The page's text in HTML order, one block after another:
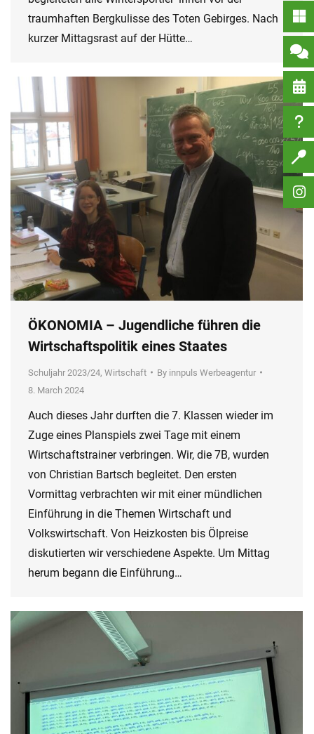
traumhaften Bergkulisse des Toten Gebirges. Nach
kurzer Mittagsrast auf der Hütte…
ÖKONOMIA – Jugendliche führen die
Wirtschaftspolitik eines Staates
Schuljahr 2023/24, Wirtschaft By innpuls Werbeagentur
8. March 2024
Auch dieses Jahr durften die 7. Klassen wieder im
Zuge eines Planspiels zwei Tage mit einem
Wirtschaftstrainer verbringen. Wir, die 7B, wurden
von Christian Bartsch begleitet. Den ersten
Vormittag verbrachten wir mit einer mündlichen
Einführung in die Themen Wirtschaft und
Volkswirtschaft. Von Heizkosten bis Ölpreise
diskutierten wir verschiedene Aspekte. Um Mittag
herum begann die Einführung…